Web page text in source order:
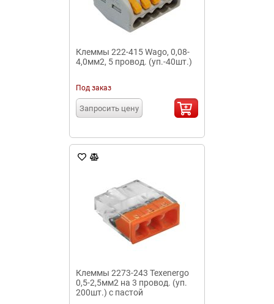
Клеммы 222-415 Wago, 0,08-
4,0мм2, 5 провод. (уп.-40шт.)
Под заказ
Запросить цену
Клеммы 2273-243 Texenergo
0,5-2,5мм2 на 3 провод. (уп.
200шт.) с пастой